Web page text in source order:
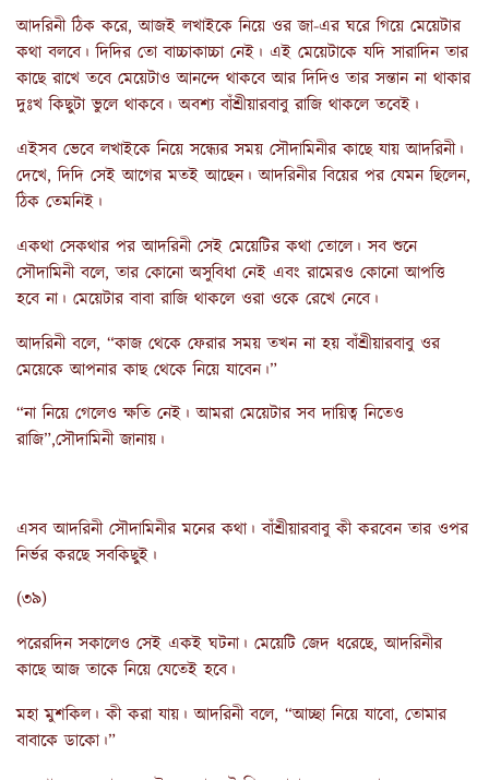
আদরিনী ঠিক করে, আজই লখাইকে নিয়ে ওর জা-এর ঘরে গিয়ে মেয়েটার
কথা বলবে। দিদির তো বাচ্চাকাচ্চা নেই। এই মেয়েটাকে যদি সারাদিন তার
কাছে রাখে তবে মেয়েটাও আনন্দে থাকবে আর দিদিও তার সন্তান না থাকার
দুঃখ কিছুটা ভুলে থাকবে। অবশ্য বাঁশ্রীয়ারবাবু রাজি থাকলে তবেই।
এইসব ভেবে লখাইকে নিয়ে সন্ধ্যের সময় সৌদামিনীর কাছে যায় আদরিনী।
দেখে, দিদি সেই আগের মতই আছেন। আদরিনীর বিয়ের পর যেমন ছিলেন,
ঠিক তেমনিই।
একথা সেকথার পর আদরিনী সেই মেয়েটির কথা তোলে। সব শুনে
সৌদামিনী বলে, তার কোনো অসুবিধা নেই এবং রামেরও কোনো আপত্তি
হবে না। মেয়েটার বাবা রাজি থাকলে ওরা ওকে রেখে নেবে।
আদরিনী বলে, “কাজ থেকে ফেরার সময় তখন না হয় বাঁশ্রীয়ারবাবু ওর
মেয়েকে আপনার কাছ থেকে নিয়ে যাবেন।”
“না নিয়ে গেলেও ক্ষতি নেই। আমরা মেয়েটার সব দায়িত্ব নিতেও
রাজি”,সৌদামিনী জানায়।
এসব আদরিনী সৌদামিনীর মনের কথা। বাঁশ্রীয়ারবাবু কী করবেন তার ওপর
নির্ভর করছে সবকিছুই।
(৩৯)
পরেরদিন সকালেও সেই একই ঘটনা। মেয়েটি জেদ ধরেছে, আদরিনীর
কাছে আজ তাকে নিয়ে যেতেই হবে।
মহা মুশকিল। কী করা যায়। আদরিনী বলে, “আচ্ছা নিয়ে যাবো, তোমার
বাবাকে ডাকো।”